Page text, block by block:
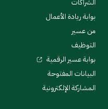
الشراكات
بوابة ريادة الأعمال
من عسير
التوظيف
بوابة عسير الرقمية
البيانات المفتوحة
المشاركة الإلكترونية